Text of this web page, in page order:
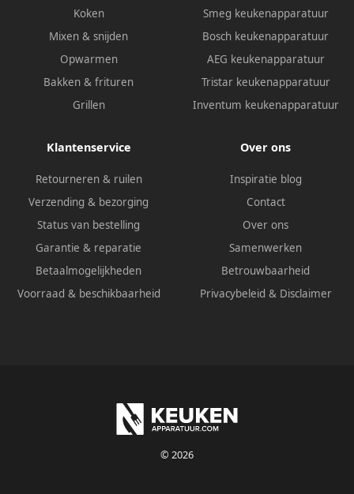
Koken
Mixen & snijden
Opwarmen
Bakken & frituren
Grillen
Smeg keukenapparatuur
Bosch keukenapparatuur
AEG keukenapparatuur
Tristar keukenapparatuur
Inventum keukenapparatuur
Klantenservice
Retourneren & ruilen
Verzending & bezorging
Status van bestelling
Garantie & reparatie
Betaalmogelijkheden
Voorraad & beschikbaarheid
Over ons
Inspiratie blog
Contact
Over ons
Samenwerken
Betrouwbaarheid
Privacybeleid & Disclaimer
© 2026